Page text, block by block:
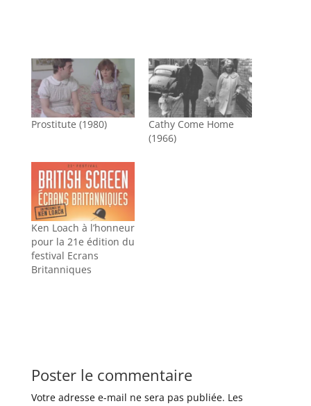
Prostitute (1980)
Cathy Come Home
(1966)
Ken Loach à l’honneur
pour la 21e édition du
festival Ecrans
Britanniques
Poster le commentaire
Votre adresse e-mail ne sera pas publiée. Les